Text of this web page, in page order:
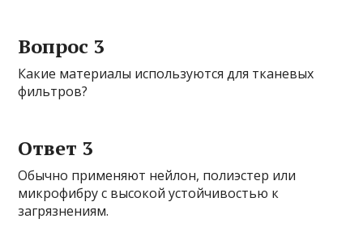
Вопрос 3
Какие материалы используются для тканевых
фильтров?
Ответ 3
Обычно применяют нейлон, полиэстер или
микрофибру с высокой устойчивостью к
загрязнениям.